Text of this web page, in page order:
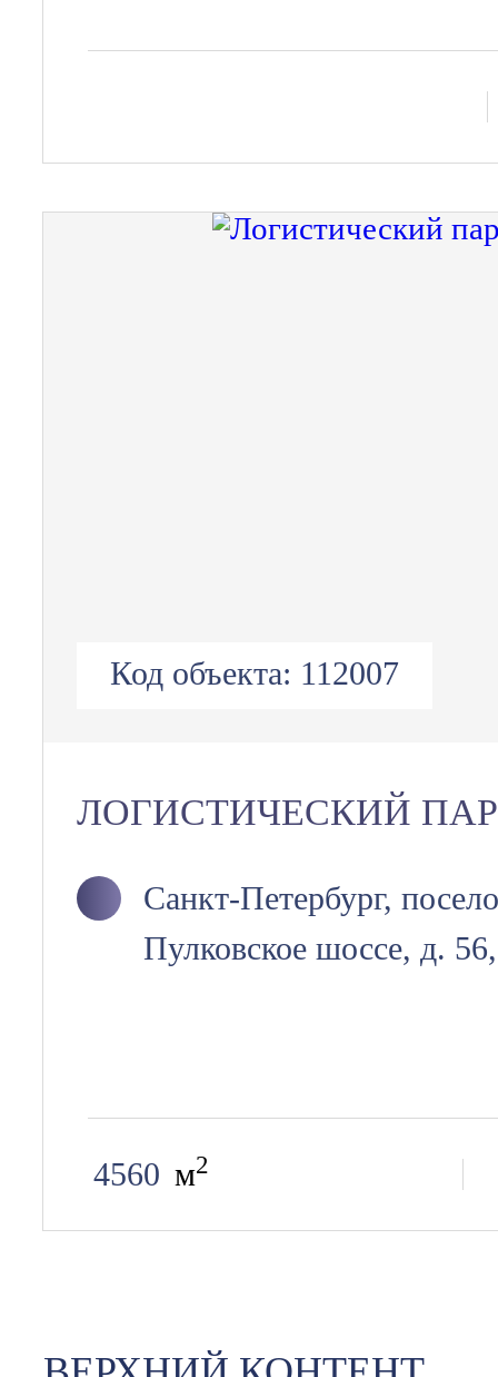
Код объекта: 112007
ЛОГИСТИЧЕСКИЙ
Санкт-Петербург,
Пулковское шоссе, д.
4560 м2